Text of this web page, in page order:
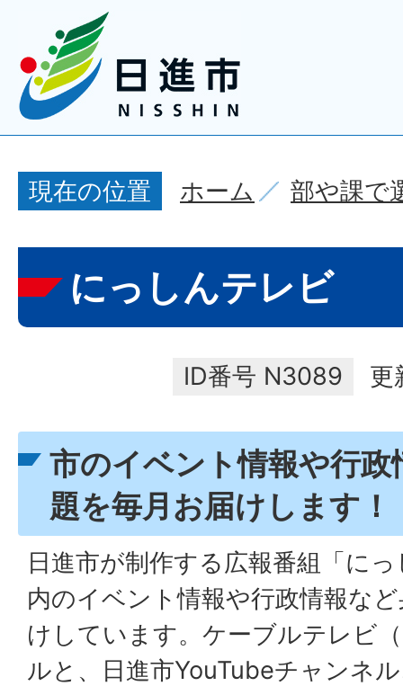
現在の位置 ホーム 部や課で
にっしんテレビ
ID番号 N3089 更
市のイベント情報や行
題を毎月お届けします！
日進市が制作する広報番組「に
内のイベント情報や行政情報な
けしています。ケーブルテレビ
ルと、日進市YouTubeチャンネ